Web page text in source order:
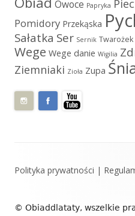
Owoce Papryka
Pomidory Przekąska
Sałatka Ser Sernik Twarożek
Wege Wege danie Wigilia
Ziemniaki Zioła Zupa
stopki
Polityka prywatności |
© Obiaddlataty, wszelkie